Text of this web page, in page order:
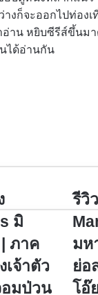
างก็จะออกไปท่องเ
าน หยิบซีรีส์ขึ้นมา
ได้อ่านกัน
มิ
ภาค
เจ้าตัว
อมป่วน
รีวิว
หนัง
Ant-
Man
มนุษ
มด
รีวิ
มห
ย่อ
โอ๊